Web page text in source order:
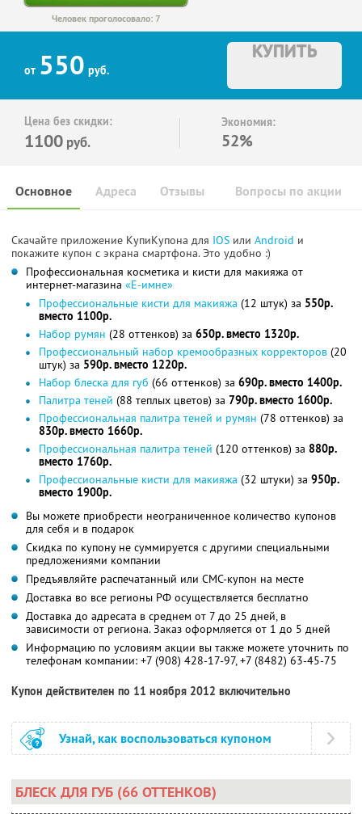
Человек проголосовало: 7
от 550 руб.
КУПИТЬ
Цена без скидки:
1100 руб.
Экономия:
52%
Основное Отзывы Вопросы по акции
Адреса
Скачайте приложение КупиКупона для IOS или Android и
покажите купон с экрана смартфона. Это удобно :)
Профессиональная косметика и кисти для макияжа от
интернет-магазина «Е-имне»
Профессиональные кисти для макияжа (12 штук) за 550р.
вместо 1100р.
Набор румян (28 оттенков) за 650р. вместо 1320р.
Профессиональный набор кремообразных корректоров (20
штук) за 590р. вместо 1220р.
Набор блеска для губ (66 оттенков) за 690р. вместо 1400р.
Палитра теней (88 теплых цветов) за 790р. вместо 1600р.
Профессиональная палитра теней и румян (78 оттенков) за
830р. вместо 1660р.
Профессиональная палитра теней (120 оттенков) за 880р.
вместо 1760р.
Профессиональные кисти для макияжа (32 штуки) за 950р.
вместо 1900р.
Вы можете приобрести неограниченное количество купонов
для себя и в подарок
Скидка по купону не суммируется с другими специальными
предложениями компании
Предъявляйте распечатанный или СМС-купон на месте
Доставка во все регионы РФ осуществляется бесплатно
Доставка до адресата в среднем от 7 до 25 дней, в
зависимости от региона. Заказ оформляется от 1 до 5 дней
Информацию по условиям акции вы также можете уточнить по
телефонам компании: +7 (908) 428-17-97,+7 (8482) 63-45-75
Купон действителен по 11 ноября 2012 включительно
Узнай, как воспользоваться купоном
БЛЕСК ДЛЯ ГУБ (66 ОТТЕНКОВ)